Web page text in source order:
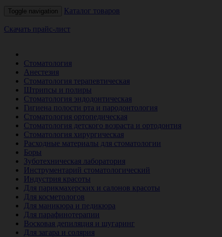
Toggle navigation Каталог товаров
Скачать прайс-лист
Стоматология
Анестезия
Стоматология терапевтическая
Штрипсы и полиры
Стоматология эндодонтическая
Гигиена полости рта и пародонтология
Стоматология ортопедическая
Стоматология детского возраста и ортодонтия
Стоматология хирургическая
Расходные материалы для стоматологии
Боры
Зуботехническая лаборатория
Инструментарий стоматологический
Индустрия красоты
Для парикмахерских и салонов красоты
Для косметологов
Для маникюра и педикюра
Для парафинотерапии
Восковая депиляция и шугаринг
Для загара и солярия